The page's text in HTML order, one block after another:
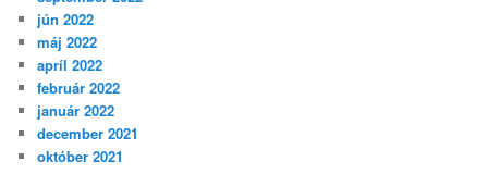
jún 2022
máj 2022
apríl 2022
február 2022
január 2022
december 2021
október 2021